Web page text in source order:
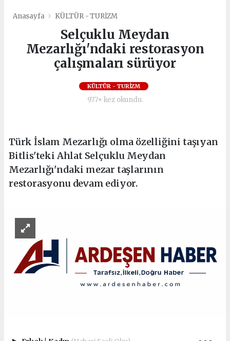
Anasayfa KÜLTÜR - TURİZM
Selçuklu Meydan
Mezarlığı'ndaki restorasyon
çalışmaları sürüyor
KÜLTÜR - TURİZM
977+ kez okundu.
Türk İslam Mezarlığı olma özelliğini taşıyan
Bitlis'teki Ahlat Selçuklu Meydan
Mezarlığı'ndaki mezar taşlarının
restorasyonu devam ediyor.